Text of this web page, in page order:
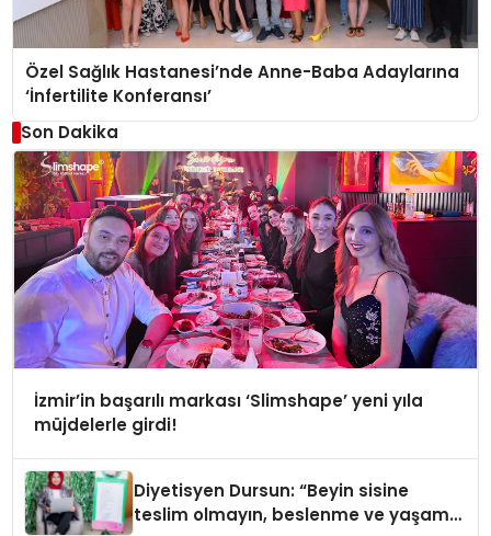
Özel Sağlık Hastanesi’nde Anne-Baba Adaylarına
‘İnfertilite Konferansı’
Son Dakika
İzmir’in başarılı markası ‘Slimshape’ yeni yıla
müjdelerle girdi!
Diyetisyen Dursun: “Beyin sisine
teslim olmayın, beslenme ve yaşam